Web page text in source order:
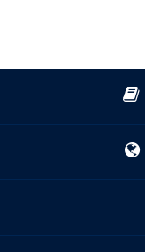
Más información